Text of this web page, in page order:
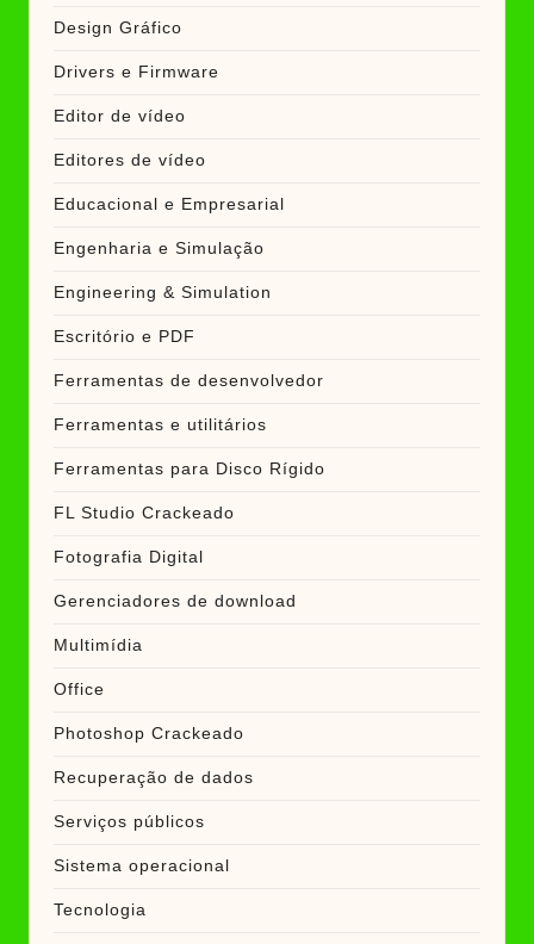
Design Gráfico
Drivers e Firmware
Editor de vídeo
Editores de vídeo
Educacional e Empresarial
Engenharia e Simulação
Engineering & Simulation
Escritório e PDF
Ferramentas de desenvolvedor
Ferramentas e utilitários
Ferramentas para Disco Rígido
FL Studio Crackeado
Fotografia Digital
Gerenciadores de download
Multimídia
Office
Photoshop Crackeado
Recuperação de dados
Serviços públicos
Sistema operacional
Tecnologia